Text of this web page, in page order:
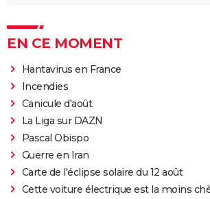
EN CE MOMENT
Hantavirus en France
Incendies
Canicule d'août
La Liga sur DAZN
Pascal Obispo
Guerre en Iran
Carte de l'éclipse solaire du 12 août
Cette voiture électrique est la moins